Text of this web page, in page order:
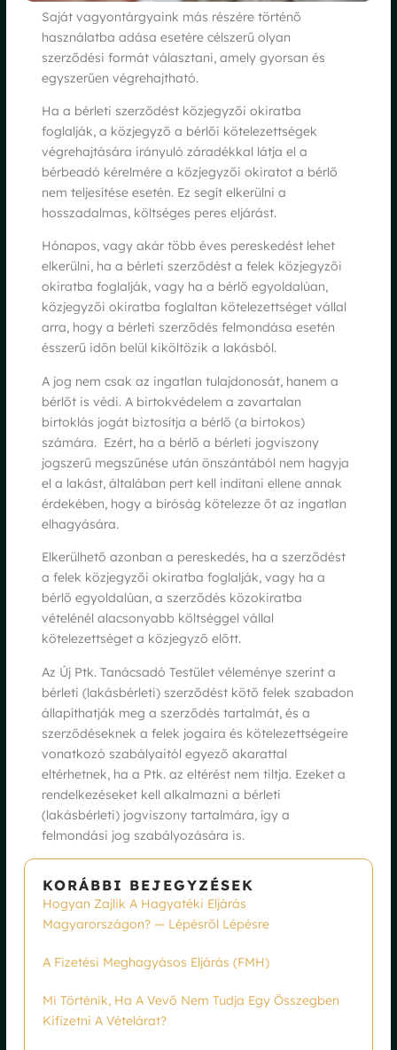
Saját vagyontárgyaink más részére történő
használatba adása esetére célszerű olyan
szerződési formát választani, amely gyorsan és
egyszerűen végrehajtható.
Ha a bérleti szerződést közjegyzői okiratba
foglalják, a közjegyző a bérlői kötelezettségek
végrehajtására irányuló záradékkal látja el a
bérbeadó kérelmére a közjegyzői okiratot a bérlő
nem teljesítése esetén. Ez segít elkerülni a
hosszadalmas, költséges peres eljárást.
Hónapos, vagy akár több éves pereskedést lehet
elkerülni, ha a bérleti szerződést a felek közjegyzői
okiratba foglalják, vagy ha a bérlő egyoldalúan,
közjegyzői okiratba foglaltan kötelezettséget vállal
arra, hogy a bérleti szerződés felmondása esetén
ésszerű időn belül kiköltözik a lakásból.
A jog nem csak az ingatlan tulajdonosát, hanem a
bérlőt is védi. A birtokvédelem a zavartalan
birtoklás jogát biztosítja a bérlő (a birtokos)
számára. Ezért, ha a bérlő a bérleti jogviszony
jogszerű megszűnése után önszántából nem hagyja
el a lakást, általában pert kell indítani ellene annak
érdekében, hogy a bíróság kötelezze őt az ingatlan
elhagyására.
Elkerülhető azonban a pereskedés, ha a szerződést
a felek közjegyzői okiratba foglalják, vagy ha a
bérlő egyoldalúan, a szerződés közokiratba
vételénél alacsonyabb költséggel vállal
kötelezettséget a közjegyző előtt.
Az Új Ptk. Tanácsadó Testület véleménye szerint a
bérleti (lakásbérleti) szerződést kötő felek szabadon
állapíthatják meg a szerződés tartalmát, és a
szerződéseknek a felek jogaira és kötelezettségeire
vonatkozó szabályaitól egyező akarattal
eltérhetnek, ha a Ptk. az eltérést nem tiltja. Ezeket a
rendelkezéseket kell alkalmazni a bérleti
(lakásbérleti) jogviszony tartalmára, így a
felmondási jog szabályozására is.
KORÁBBI BEJEGYZÉSEK
Hogyan Zajlik A Hagyatéki Eljárás
Magyarországon? — Lépésről Lépésre
A Fizetési Meghagyásos Eljárás (FMH)
Mi Történik, Ha A Vevő Nem Tudja Egy Összegben
Kifizetni A Vételárat?